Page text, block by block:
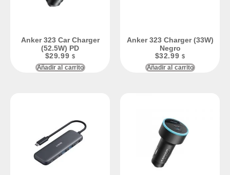
Anker 323 Car Charger
(52.5W) PD
$29.99 $
Añadir al carrito
Anker 323 Charger (33W)
Negro
$32.99 $
Añadir al carrito